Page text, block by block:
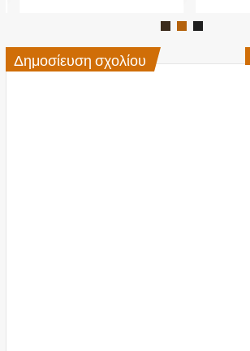
Δημοσίευση σχολίου